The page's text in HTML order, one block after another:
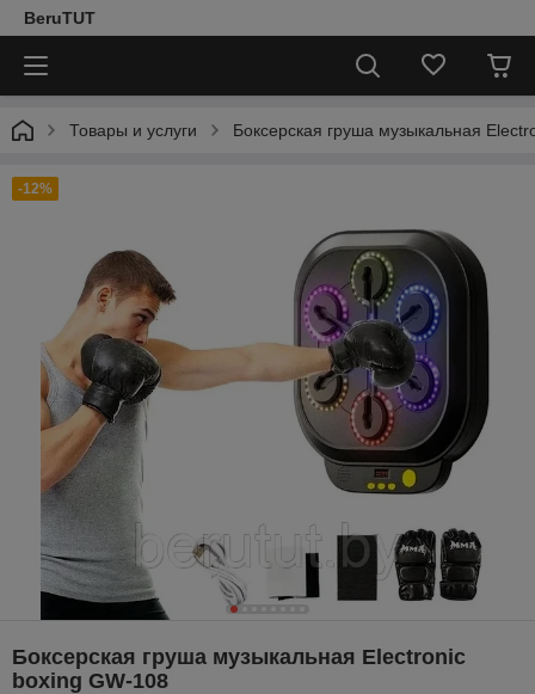
BeruTUT
Товары и услуги Боксерская груша музыкальная
-12%
Боксерская груша музыкальная Electronic
boxing GW-108